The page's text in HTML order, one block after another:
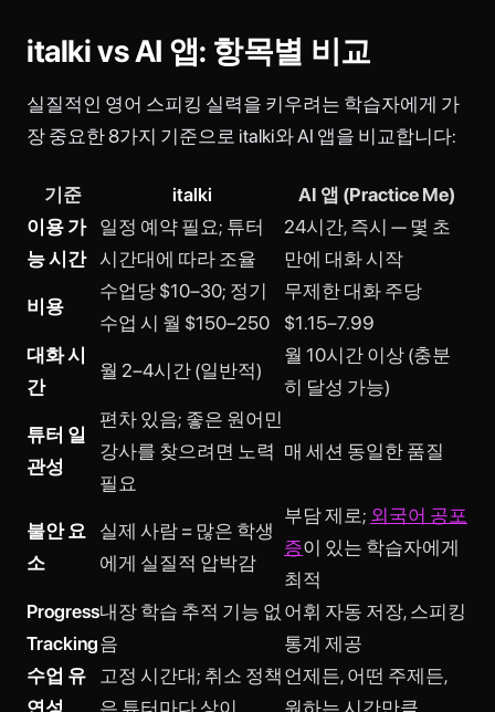
italki vs AI 앱: 항목별 비교
실질적인 영어 스피킹 실력을 키우려는 학습자에게 가
장 중요한 8가지 기준으로 italki와 AI 앱을 비교합니다:
기준 italki
AI 앱 (Practice Me)
이용 가
능 시간
일정 예약 필요; 튜터
시간대에 따라 조율
24시간, 즉시 — 몇 초
만에 대화 시작
비용
수업당 $10–30; 정기
수업 시 월 $150–250
무제한 대화 주당
$1.15–7.99
대화 시
간
월 2–4시간 (일반적)
월 10시간 이상 (충분
히 달성 가능)
튜터 일
관성
편차 있음; 좋은 원어민
강사를 찾으려면 노력
필요
매 세션 동일한 품질
불안 요
소
실제 사람 = 많은 학생
에게 실질적 압박감
부담 제로; 외국어 공포
증이 있는 학습자에게
최적
Progress
Tracking
내장 학습 추적 기능 없
음
어휘 자동 저장, 스피킹
통계 제공
수업 유
고정 시간대; 취소 정책 언제든, 어떤 주제든,